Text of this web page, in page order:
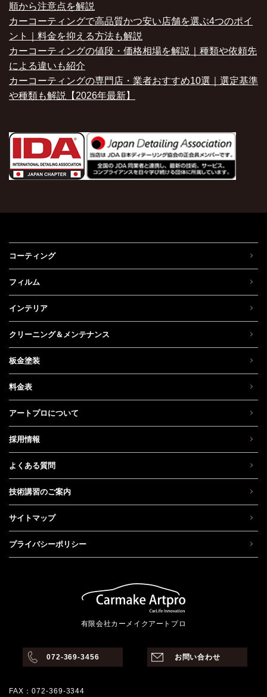
順から注意点を解説
カーコーティングで高品質かつ安い店舗を選ぶ4つのポイ
ント｜料金を抑える方法も解説
カーコーティングの値段・価格相場を解説｜種類や依頼先
による違いも紹介
カーコーティングの専門店・業者おすすめ10選｜選定基準
や種類も解説【2026年最新】
コーティング
フィルム
インテリア
クリーニング＆メンテナンス
板金塗装
料金表
アートプロについて
採用情報
よくある質問
技術講習のご案内
サイトマップ
プライバシーポリシー
有限会社カーメイクアートプロ
072-369-3456 お問い合わせ
FAX：072-369-3344